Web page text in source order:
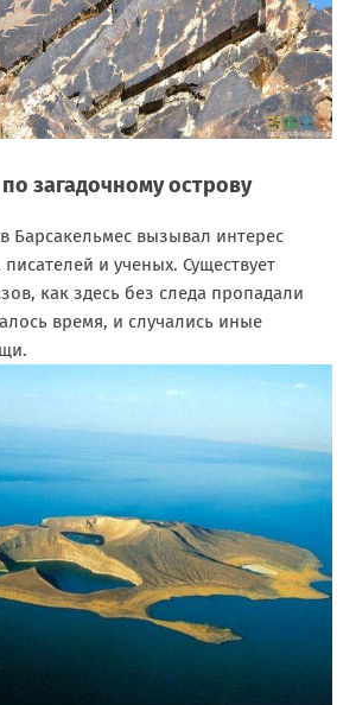
загадочному острову
Барсакельмес вызывал интерес
и ученых. Существует
как здесь без следа пропадали
время, и случались иные